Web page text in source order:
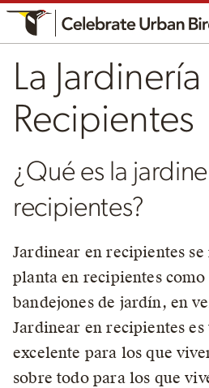
La
Recipientes
¿Qué es la
recipientes?
Jardinear en recipientes
planta en recipientes como
bandejones de jardín, en
Jardinear en recipientes
excelente para los que
sobre todo para los que